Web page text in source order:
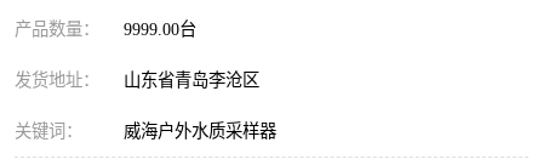
产品数量： 9999.00台
发货地址： 山东省青岛李沧区
关键词： 威海户外水质采样器